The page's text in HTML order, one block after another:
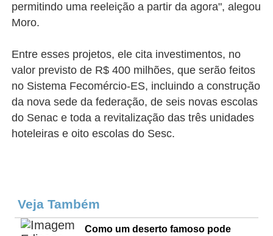
permitindo uma reeleição a partir da agora", alegou
Moro.
Entre esses projetos, ele cita investimentos, no
valor previsto de R$ 400 milhões, que serão feitos
no Sistema Fecomércio-ES, incluindo a construção
da nova sede da federação, de seis novas escolas
do Senac e toda a revitalização das três unidades
hoteleiras e oito escolas do Sesc.
Veja Também
Como um deserto famoso pode